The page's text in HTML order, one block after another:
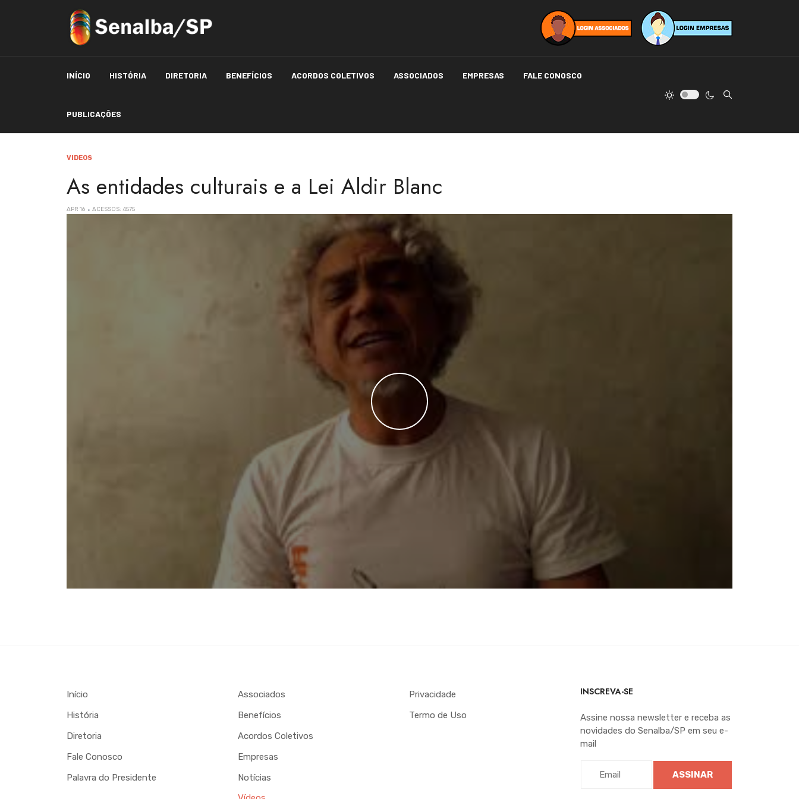
INÍCIO HISTÓRIA DIRETORIA BENEFÍCIOS ACORDOS COLETIVOS ASSOCIADOS EMPRESAS FALE CONOSCO
PUBLICAÇÕES
VIDEOS
As entidades culturais e a Lei Aldir Blanc
APR 16 ACESSOS: 4575
WATCH THE VIDEO
Início
História
Diretoria
Fale Conosco
Palavra do Presidente
Associados
Benefícios
Acordos Coletivos
Empresas
Notícias
Privacidade
Termo de Uso
INSCREVA-SE
Assine nossa newsletter e receba as
novidades do Senalba/SP em seu e-
mail
ASSINAR